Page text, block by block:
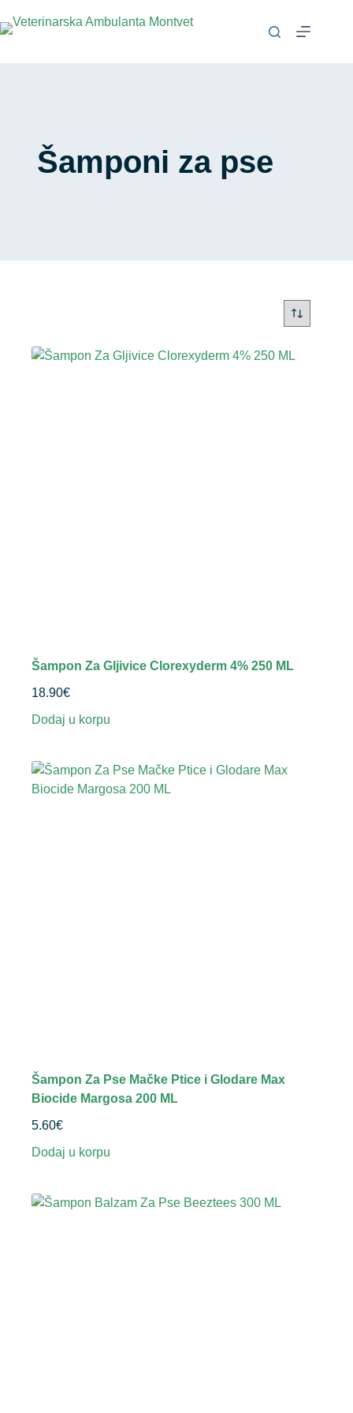
Šamponi za pse
Šampon Za Gljivice Clorexyderm 4% 250 ML
18.90€
Dodaj u korpu
Šampon Za Pse Mačke Ptice i Glodare Max
Biocide Margosa 200 ML
5.60€
Dodaj u korpu